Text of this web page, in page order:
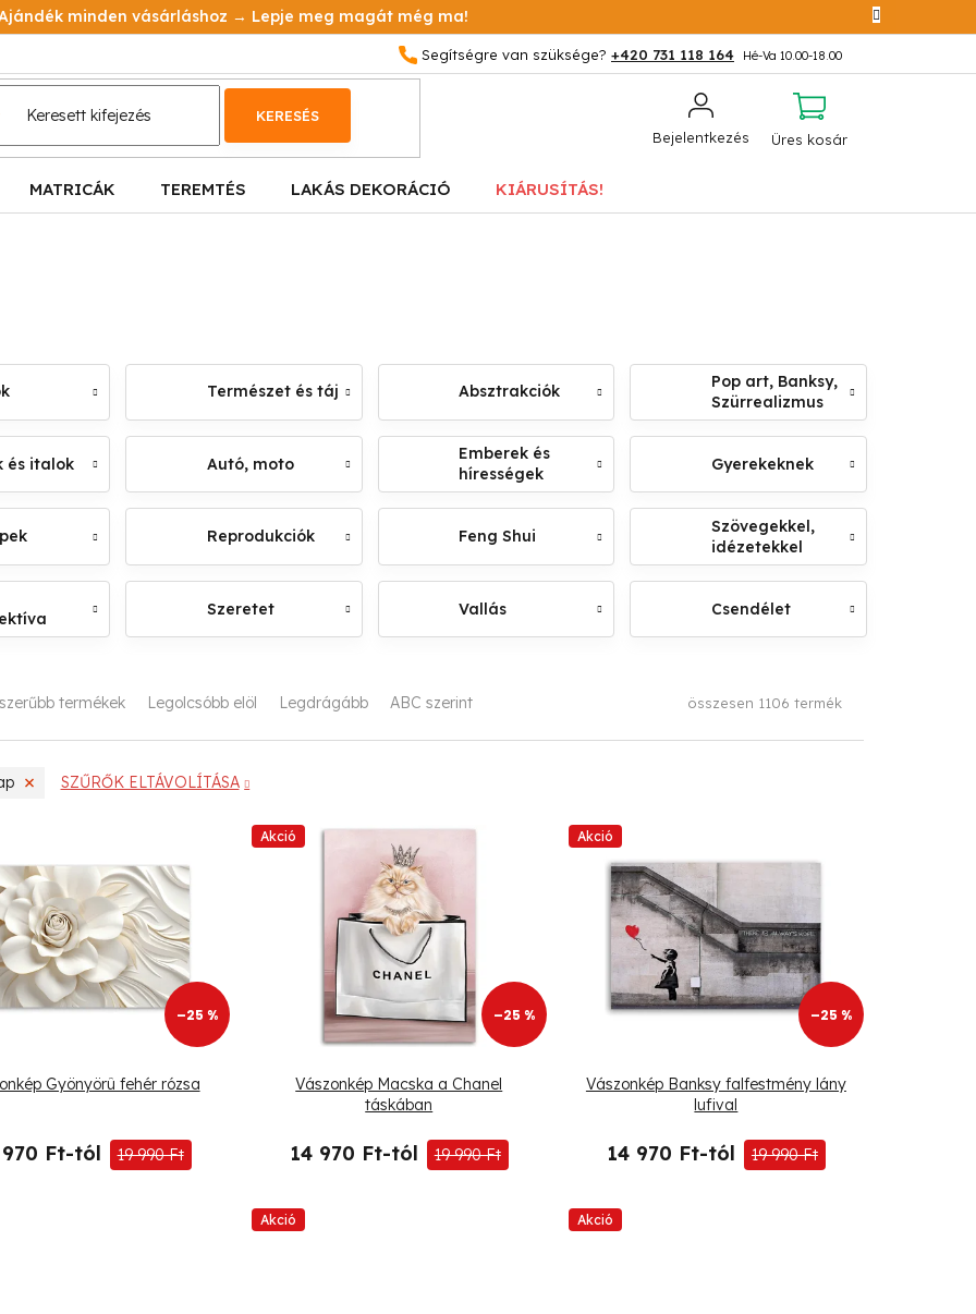
minden vásárláshoz → Lepje meg magát még ma!
+420 731 118 164
Bejelentkezés
KERESÉS
KOSÁR
Üres kosár
MATRICÁK TEREMTÉS LAKÁS DEKORÁCIÓ KIÁRUSÍTÁS!
Természet és táj Absztrakciók
Pop art, Banksy,
Szürrealizmus
és italok Autó, moto
Emberek és
hírességek
Gyerekeknek
Reprodukciók Feng Shui
Szövegekkel,
idézetekkel
Szeretet Vallás Csendélet
termékek Legolcsóbb elöl Legdrágább ABC szerint összesen 1106 termék
SZŰRŐK ELTÁVOLÍTÁSA
–25 %
Gyönyörû fehér rózsa
970 Ft-tól 19 990 Ft
Akció
–25 %
Vászonkép Macska a Chanel
táskában
14 970 Ft-tól 19 990 Ft
Akció
–25 %
Vászonkép Banksy falfestmény lány
lufival
14 970 Ft-tól 19 990 Ft
Akció Akció